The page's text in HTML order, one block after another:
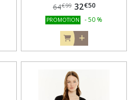
64€99 32€50
PROMOTION -50 %